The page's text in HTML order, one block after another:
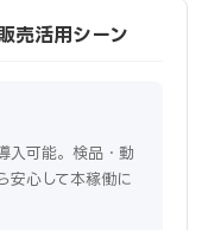
活用シーン
入可能。検品・動
安心して本稼働に